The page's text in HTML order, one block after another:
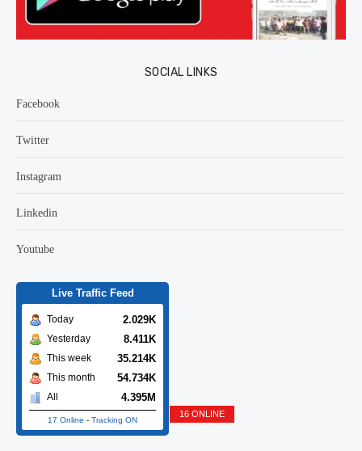
SOCIAL LINKS
Facebook
Twitter
Instagram
Linkedin
Youtube
Live Traffic Feed
Today 2.029K
Yesterday 8.411K
This week 35.214K
This month 54.734K
All 4.395M
17 Online - Tracking ON
16 ONLINE